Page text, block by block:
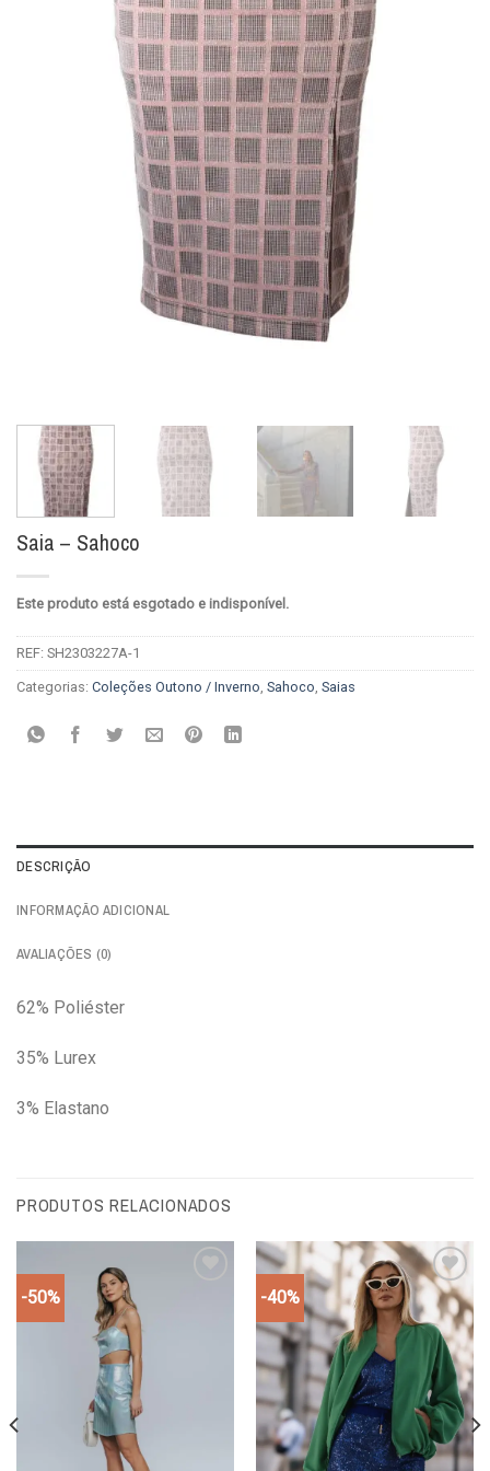
Saia – Sahoco
Este produto está esgotado e indisponível.
REF: SH2303227A-1
Categorias: Coleções Outono / Inverno, Sahoco, Saias
DESCRIÇÃO
INFORMAÇÃO ADICIONAL
AVALIAÇÕES (0)
62% Poliéster
35% Lurex
3% Elastano
PRODUTOS RELACIONADOS
-50% -40%
Add to
wishlist